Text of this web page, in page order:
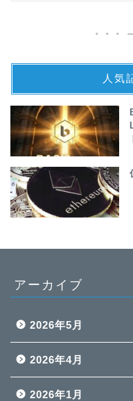
人気
アーカイブ
2026年5月
2026年4月
2026年1月